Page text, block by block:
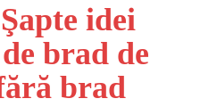
idei
brad de
brad